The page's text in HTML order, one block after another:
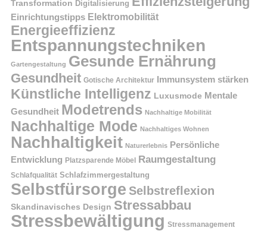
Transformation Digitalisierung
Einrichtungstipps Elektromobilität
Energieeffizienz
Entspannungstechniken
Gartengestaltung Gesunde Ernährung
Gesundheit Gotische Architektur Immunsystem stärken
Künstliche Intelligenz Luxusmode Mentale
Gesundheit Modetrends Nachhaltige Mobilität
Nachhaltige Mode Nachhaltiges Wohnen
Nachhaltigkeit Naturerlebnis Persönliche
Entwicklung Platzsparende Möbel Raumgestaltung
Schlafqualität Schlafzimmergestaltung
Selbstfürsorge Selbstreflexion
Skandinavisches Design Stressabbau
Stressbewältigung Stressmanagement